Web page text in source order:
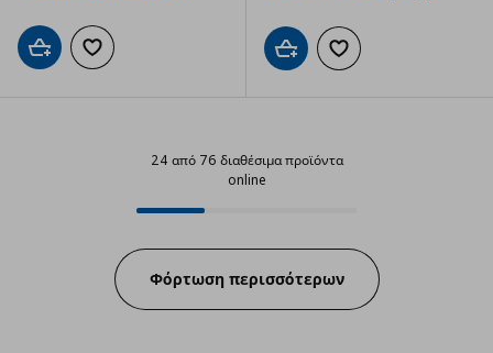
Προσθήκη στο καλάθι
Προσθήκη στα αγαπημένα Προσθήκη στο καλάθι
Προσθήκη στα
24 από 76 διαθέσιμα προϊόντα
online
24 από 76 διαθέσιμα προϊόντα
Progress:
Φόρτωση περισσότερων